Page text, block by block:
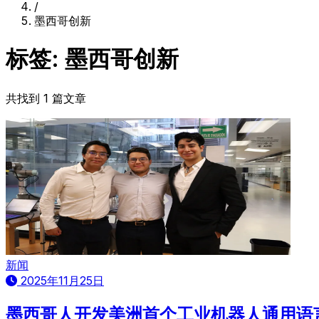
/
墨西哥创新
标签: 墨西哥创新
共找到 1 篇文章
新闻
2025年11月25日
墨西哥人开发美洲首个工业机器人通用语